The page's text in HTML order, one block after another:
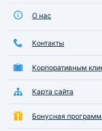
О нас
Контакты
Корпоративным
Карта сайта
Бонусная